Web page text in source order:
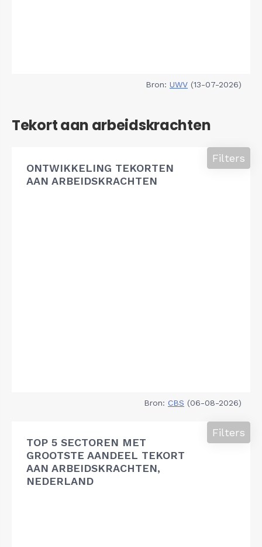
Bron: UWV (13-07-2026)
Tekort aan arbeidskrachten
ONTWIKKELING TEKORTEN
AAN ARBEIDSKRACHTEN
Filters
Bron: CBS (06-08-2026)
TOP 5 SECTOREN MET
GROOTSTE AANDEEL TEKORT
AAN ARBEIDSKRACHTEN,
NEDERLAND
Filters